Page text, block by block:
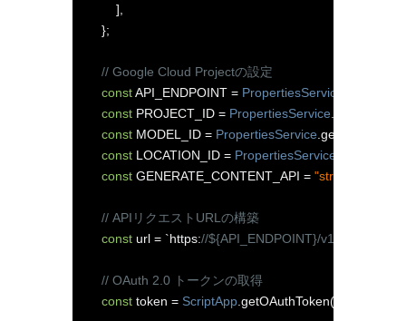
],
};
// Google Cloud Projectの設定
const API_ENDPOINT = PropertiesService
const PROJECT_ID = PropertiesService
const MODEL_ID = PropertiesService
const LOCATION_ID = PropertiesService
const GENERATE_CONTENT_API =
// APIリクエストURLの構築
const url = `https://${API_ENDPOINT}/v1/projects/
// OAuth 2.0 トークンの取得
const token = ScriptApp getOAuthToken();